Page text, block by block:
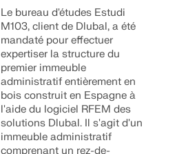
Le bureau d'études Estudi
M103, client de Dlubal, a été
mandaté pour effectuer
expertiser la structure du
premier immeuble
administratif entièrement en
bois construit en Espagne à
l'aide du logiciel RFEM des
solutions Dlubal. Il s'agit d'un
immeuble administratif
comprenant un rez-de-